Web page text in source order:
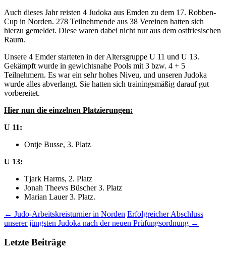
Auch dieses Jahr reisten 4 Judoka aus Emden zu dem 17. Robben-
Cup in Norden. 278 Teilnehmende aus 38 Vereinen hatten sich
hierzu gemeldet. Diese waren dabei nicht nur aus dem ostfriesischen
Raum.
Unsere 4 Emder starteten in der Altersgruppe U 11 und U 13.
Gekämpft wurde in gewichtsnahe Pools mit 3 bzw. 4 + 5
Teilnehmern. Es war ein sehr hohes Niveu, und unseren Judoka
wurde alles abverlangt. Sie hatten sich trainingsmäßig darauf gut
vorbereitet.
Hier nun die einzelnen Platzierungen:
U 11:
Ontje Busse, 3. Platz
U 13:
Tjark Harms, 2. Platz
Jonah Theevs Büscher 3. Platz
Marian Lauer 3. Platz.
Beitragsnavigation
← Judo-Arbeitskreisturnier in Norden Erfolgreicher Abschluss
unserer jüngsten Judoka nach der neuen Prüfungsordnung →
Letzte Beiträge